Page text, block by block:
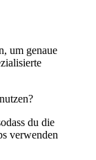
um genaue
du die
verwenden